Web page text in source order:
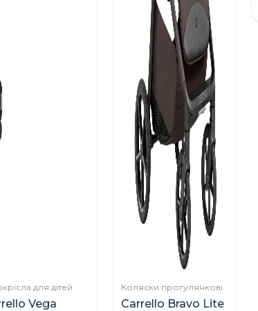
для дітей
Vega
Коляски прогулянкові
Carrello Bravo Lite